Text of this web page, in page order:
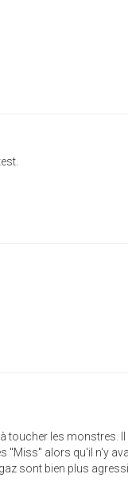
toucher les monstres.
"Miss" alors qu'il n'y
sont bien plus